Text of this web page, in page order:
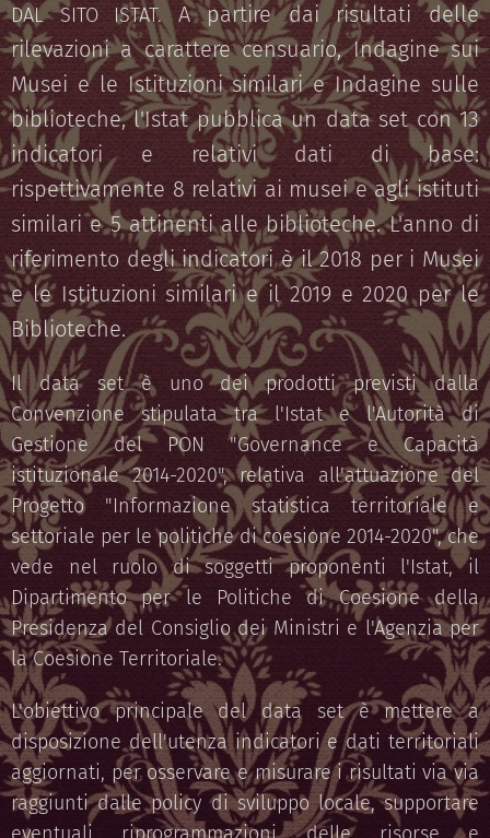
DAL SITO ISTAT. A partire dai risultati delle
rilevazioni a carattere censuario, Indagine sui
Musei e le Istituzioni similari e Indagine sulle
biblioteche, l'Istat pubblica un data set con 13
indicatori e relativi dati di base:
rispettivamente 8 relativi ai musei e agli istituti
similari e 5 attinenti alle biblioteche. L'anno di
riferimento degli indicatori è il 2018 per i Musei
e le Istituzioni similari e il 2019 e 2020 per le
Biblioteche.
Il data set è uno dei prodotti previsti dalla
Convenzione stipulata tra l'Istat e l'Autorità di
Gestione del PON "Governance e Capacità
istituzionale 2014-2020", relativa all'attuazione del
Progetto "Informazione statistica territoriale e
settoriale per le politiche di coesione 2014-2020", che
vede nel ruolo di soggetti proponenti l'Istat, il
Dipartimento per le Politiche di Coesione della
Presidenza del Consiglio dei Ministri e l'Agenzia per
la Coesione Territoriale.
L'obiettivo principale del data set è mettere a
disposizione dell'utenza indicatori e dati territoriali
aggiornati, per osservare e misurare i risultati via via
raggiunti dalle policy di sviluppo locale, supportare